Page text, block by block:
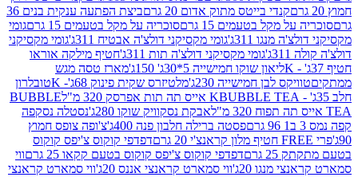
קנדי בייטס מתוק אדום 20 גרם
ביצת הפתעה ענקית בנים 36
מקל בטעמים 15 גרם
סוכריה על מקל בטעמים 15 גרם
גומי
מנגו 311ג'
גומי מקסיקני דולצ'ה אבטיח 311ג'
גומי מקסיקני
גומי מקסיקני דולצ'ה תות 311ג'
חטיף מילקה אוראו
ליאון שוקו חמישייה 5*30ג' 150ג'
מארז טסה מגש
לבן חמישייה 230ג'
מלטיזרס שקית פינוק 68ג'- K
טובלרון
BUBBLE TEA אייס תה תות אפרסק 320 מ"ל
BUBBLE
אבקת נסקוויק שוקו 280ג'
נסטלה נסקפה
פסטה ברילה חלבון פנה 400ג'
צ'ופה צופס חמוץ
דפדפי קוקוס צ'יפס קוקוס
גרם
דפדפי קוקוס צ'יפס קוקוס בטעם קקאו 25 גרם
ווי
מנגו 20ג'
ווי סמארט קראנצי אננס 20ג'
ווי סמארט קראנצי